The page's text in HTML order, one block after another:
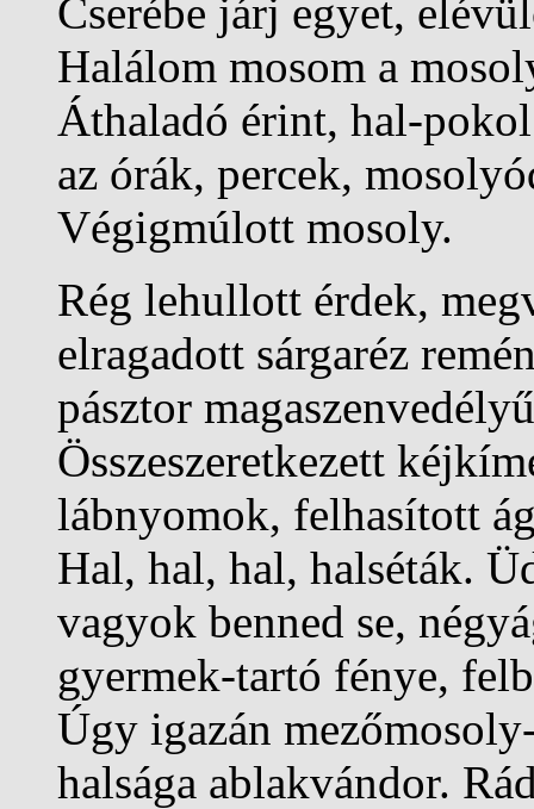
Cserébe járj egyet,
Halálom mosom a
Áthaladó érint, hal-
az órák, percek,
Végigmúlott mosoly.
Rég lehullott érdek,
elragadott sárgaréz
pásztor
Összeszeretkezett
lábnyomok, felhasított
Hal, hal, hal, halséták.
vagyok benned se,
gyermek-tartó fénye,
Úgy igazán
halsága ablakvándor.